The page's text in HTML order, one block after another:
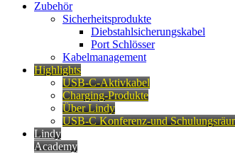
Zubehör
Sicherheitsprodukte
Diebstahlsicherungskabel
Port Schlösser
Kabelmanagement
Highlights
USB-C-Aktivkabel
Charging-Produkte
Über Lindy
USB-C Konferenz-und
Lindy
Academy